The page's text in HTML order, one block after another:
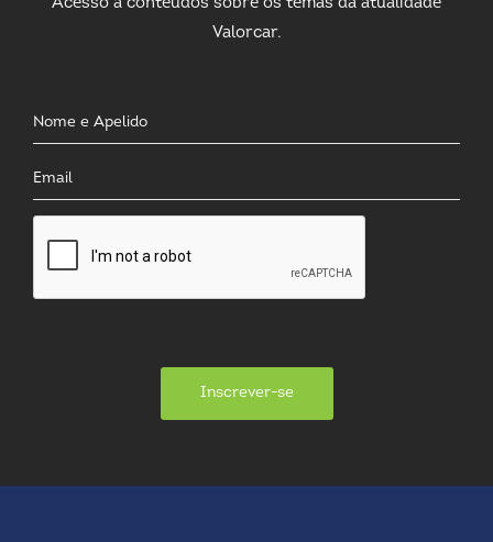
Acesso a conteúdos sobre os temas da atualidade
Valorcar.
Inscrever-se